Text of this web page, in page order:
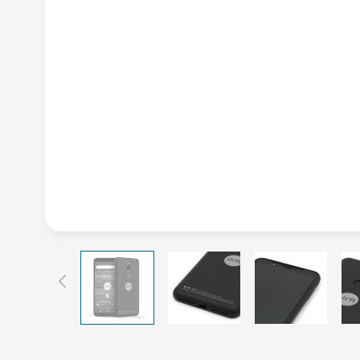
View larger imageView larger imageView larger